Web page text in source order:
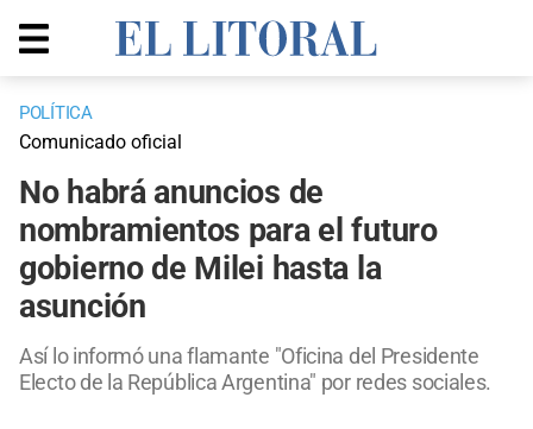
POLÍTICA
Comunicado oficial
No habrá anuncios de
nombramientos para el futuro
gobierno de Milei hasta la
asunción
Así lo informó una flamante "Oficina del Presidente
Electo de la República Argentina" por redes sociales.